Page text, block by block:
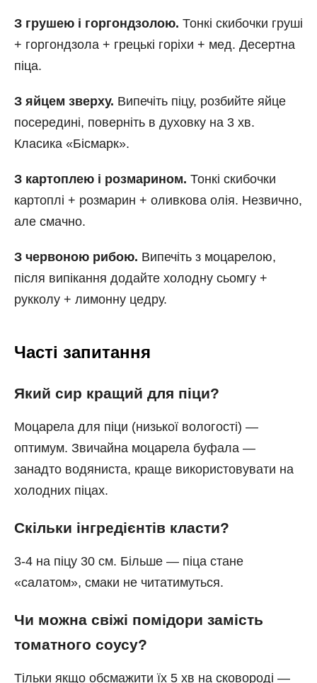
З грушею і горгондзолою. Тонкі скибочки груші
+ горгондзола + грецькі горіхи + мед. Десертна
піца.
З яйцем зверху. Випечіть піцу, розбийте яйце
посередині, поверніть в духовку на 3 хв.
Класика «Бісмарк».
З картоплею і розмарином. Тонкі скибочки
картоплі + розмарин + оливкова олія. Незвично,
але смачно.
З червоною рибою. Випечіть з моцарелою,
після випікання додайте холодну сьомгу +
рукколу + лимонну цедру.
Часті запитання
Який сир кращий для піци?
Моцарела для піци (низької вологості) —
оптимум. Звичайна моцарела буфала —
занадто водяниста, краще використовувати на
холодних піцах.
Скільки інгредієнтів класти?
3-4 на піцу 30 см. Більше — піца стане
«салатом», смаки не читатимуться.
Чи можна свіжі помідори замість
томатного соусу?
Тільки якщо обсмажити їх 5 хв на сковороді —